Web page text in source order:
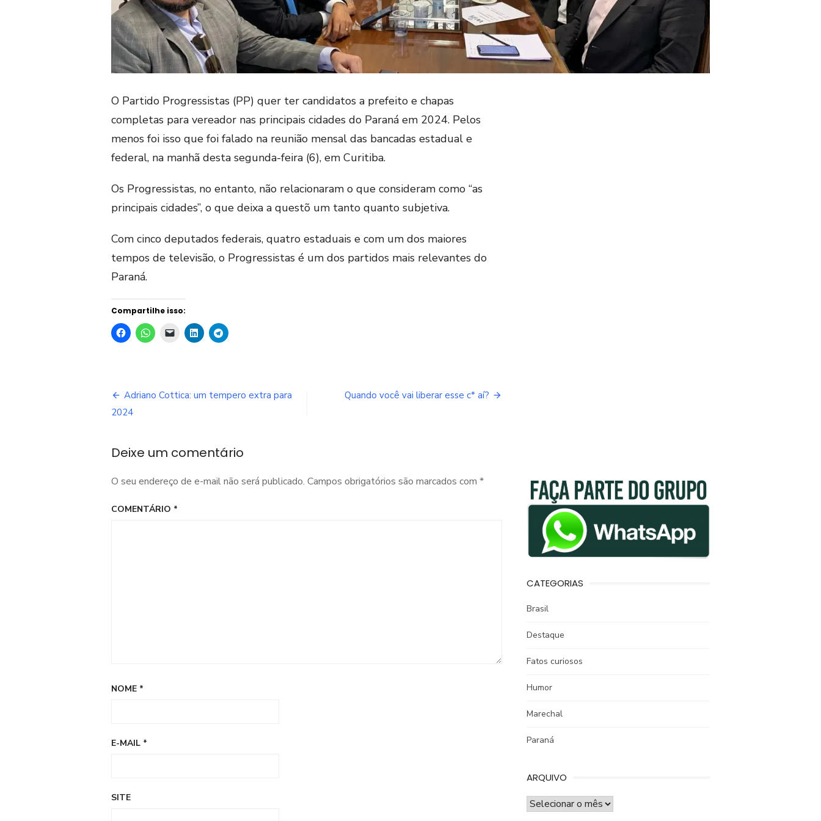
O Partido Progressistas (PP) quer ter candidatos a prefeito e chapas
completas para vereador nas principais cidades do Paraná em 2024. Pelos
menos foi isso que foi falado na reunião mensal das bancadas estadual e
federal, na manhã desta segunda-feira (6), em Curitiba.
Os Progressistas, no entanto, não relacionaram o que consideram como “as
principais cidades”, o que deixa a questõ um tanto quanto subjetiva.
Com cinco deputados federais, quatro estaduais e com um dos maiores
tempos de televisão, o Progressistas é um dos partidos mais relevantes do
Paraná.
Compartilhe isso:
Navegação
de
Adriano Cottica: um tempero extra para
2024
Quando você vai liberar esse c* aí?
Deixe um comentário
O seu endereço de e-mail não será publicado. Campos obrigatórios são marcados com *
COMENTÁRIO *
NOME *
E-MAIL *
SITE
CATEGORIAS
Brasil
Destaque
Fatos curiosos
Humor
Marechal
Paraná
ARQUIVO
ARQUIVO